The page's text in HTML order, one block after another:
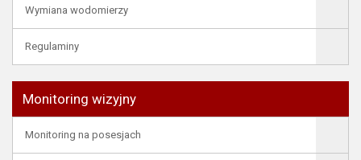
Wymiana wodomierzy
Regulaminy
Monitoring wizyjny
Monitoring na posesjach